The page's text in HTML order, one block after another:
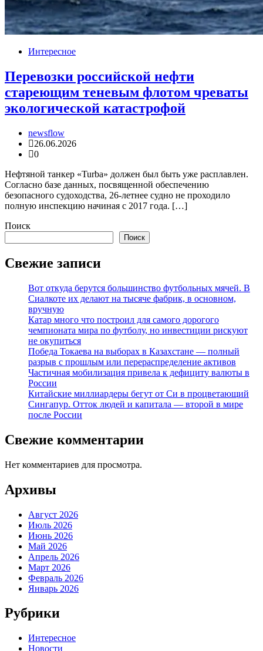
Интересное
Перевозки российской нефти
стареющим теневым флотом чреваты
экологической катастрофой
newsflow
26.06.2026
0
Нефтяной танкер «Turba» должен был быть уже расплавлен.
Согласно базе данных, посвященной обеспечению
безопасного судоходства, 26-летнее судно не проходило
полную инспекцию начиная с 2017 года. […]
Поиск
Поиск
Свежие записи
Вот откуда берутся большинство футбольных мячей. В
Сиалкоте их делают на тысяче фабрик, в основном,
вручную
Катар много что построил для самого дорогого
чемпионата мира по футболу, но инвестиции рискуют
не окупиться
Победа Токаева на выборах в Казахстане — полный
разрыв с прошлым или перераспределение активов
Частичная мобилизация привела к дефициту валюты в
России
Китайские миллиардеры бегут от Си в процветающий
Сингапур. Отток людей и капитала — второй в мире
после России
Свежие комментарии
Нет комментариев для просмотра.
Архивы
Август 2026
Июль 2026
Июнь 2026
Май 2026
Апрель 2026
Март 2026
Февраль 2026
Январь 2026
Рубрики
Интересное
Новости